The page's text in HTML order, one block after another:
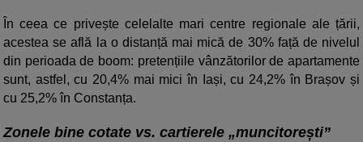
În ceea ce privește celelalte mari centre regionale ale țării,
acestea se află la o distanță mai mică de 30% față de nivelul
din perioada de boom: pretențiile vânzătorilor de apartamente
sunt, astfel, cu 20,4% mai mici în Iași, cu 24,2% în Brașov și
cu 25,2% în Constanța.
Zonele bine cotate vs. cartierele „muncitorești”